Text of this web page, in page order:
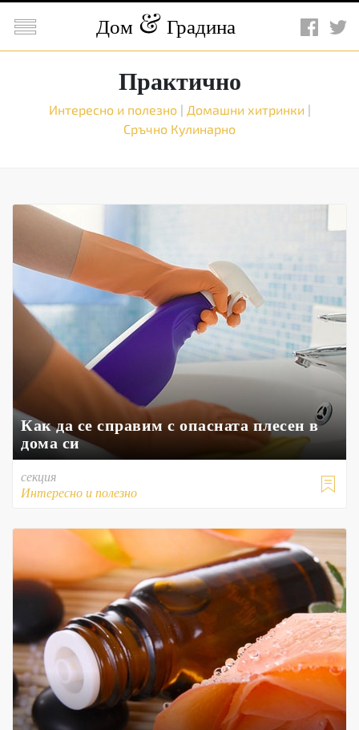
 Дом Градина
Практично
Интересно и полезно | Домашни хитринки |
Сръчно Кулинарно
Как да се справим с опасната плесен в
дома си

секция
Интересно и полезно